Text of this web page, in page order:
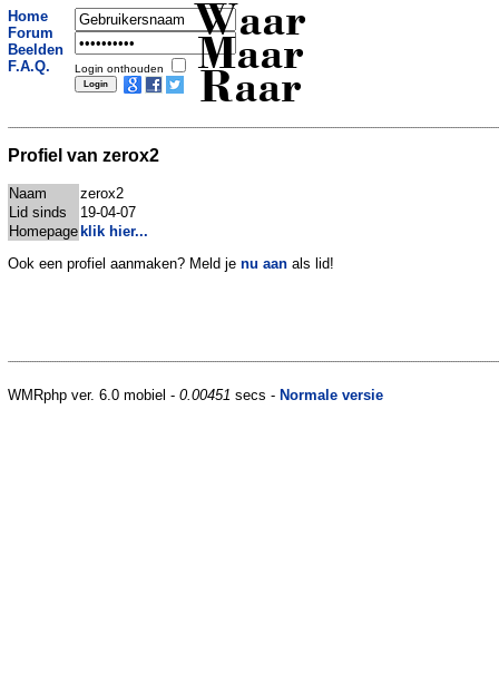
Home
Forum
Beelden
F.A.Q.
Login onthouden
Waar
Maar
Raar
Profiel van zerox2
Naam
zerox2
Lid sinds
19-04-07
Homepageklik hier...
Ook een profiel aanmaken? Meld je nu aan als lid!
WMRphp ver. 6.0 mobiel - 0.00451 secs - Normale versie